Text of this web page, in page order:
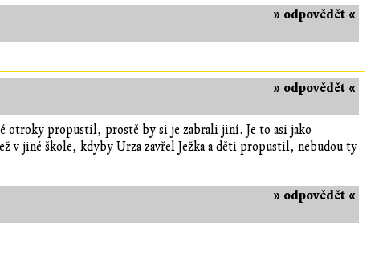
» odpovědět «
» odpovědět «
otroky propustil, prostě by si je zabrali jiní. Je to asi jako
v jiné škole, kdyby Urza zavřel Ježka a děti propustil, nebudou ty
» odpovědět «